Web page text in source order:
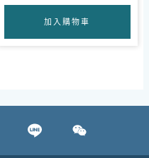
加入購物車
W
e